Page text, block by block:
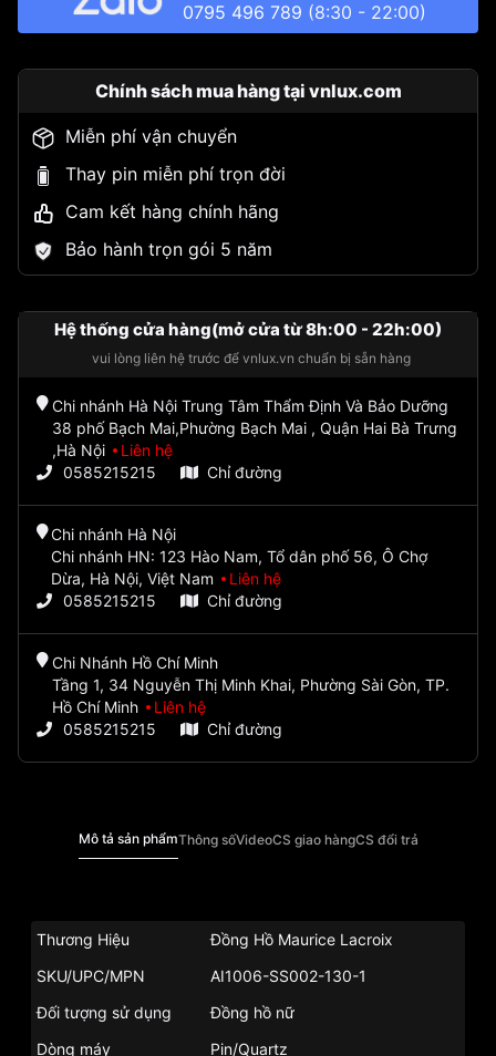
0795 496 789 (8:30 - 22:00)
Chính sách mua hàng tại vnlux.com
Miễn phí vận chuyển
Thay pin miễn phí trọn đời
Cam kết hàng chính hãng
Bảo hành trọn gói 5 năm
Hệ thống cửa hàng(mở cửa từ 8h:00 - 22h:00)
vui lòng liên hệ trước để vnlux.vn chuẩn bị sẵn hàng
Chi nhánh Hà Nội Trung Tâm Thẩm Định Và Bảo Dưỡng
38 phố Bạch Mai,Phường Bạch Mai , Quận Hai Bà Trưng
,Hà Nội
Liên hệ
0585215215
Chỉ đường
Chi nhánh Hà Nội
Chi nhánh HN: 123 Hào Nam, Tổ dân phố 56, Ô Chợ
Dừa, Hà Nội, Việt Nam
Liên hệ
0585215215
Chỉ đường
Chi Nhánh Hồ Chí Minh
Tầng 1, 34 Nguyễn Thị Minh Khai, Phường Sài Gòn, TP.
Hồ Chí Minh
Liên hệ
0585215215
Chỉ đường
Mô tả sản phẩmThông sốVideoCS giao hàngCS đổi trả
Thương Hiệu
Đồng Hồ Maurice Lacroix
SKU/UPC/MPN
AI1006-SS002-130-1
Đối tượng sử dụng
Đồng hồ nữ
Dòng máy
Pin/Quartz